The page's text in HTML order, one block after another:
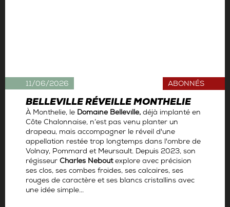
BELLEVILLE RÉVEILLE MONTHELIE
ABONNÉS
À Monthelie, le Domaine Belleville, déjà implanté en
Côte Chalonnaise, n’est pas venu planter un
drapeau, mais accompagner le réveil d'une
appellation restée trop longtemps dans l'ombre de
Volnay, Pommard et Meursault. Depuis 2023, son
régisseur Charles Neboutexplore avec précision
ses clos, ses combes froides, ses calcaires, ses
rouges de caractère et ses blancs cristallins avec
une idée simple...
11/06/2026